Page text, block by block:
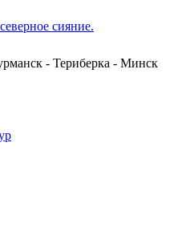
сияние.
- Териберка - Минск